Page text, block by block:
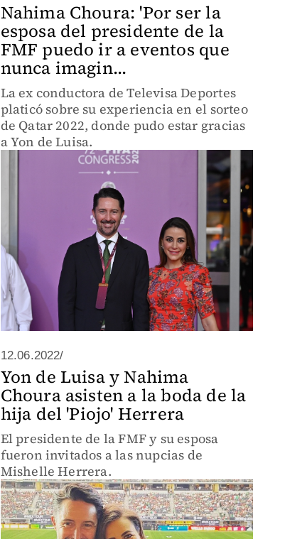
Nahima Choura: 'Por ser la
esposa del presidente de la
FMF puedo ir a eventos que
nunca imagin...
La ex conductora de Televisa Deportes
platicó sobre su experiencia en el sorteo
de Qatar 2022, donde pudo estar gracias
a Yon de Luisa.
12.06.2022/
Yon de Luisa y Nahima
Choura asisten a la boda de la
hija del 'Piojo' Herrera
El presidente de la FMF y su esposa
fueron invitados a las nupcias de
Mishelle Herrera.